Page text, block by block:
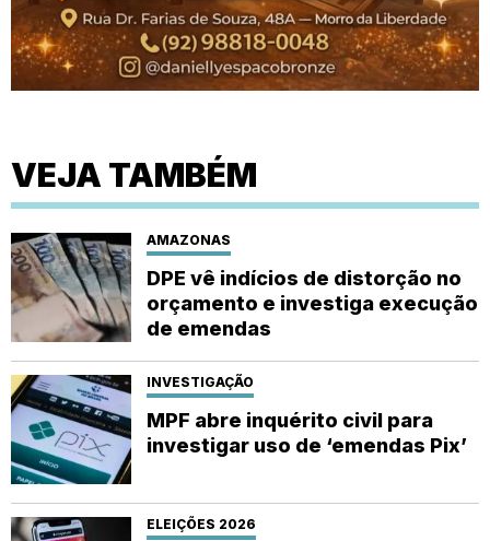
VEJA TAMBÉM
AMAZONAS
DPE vê indícios de distorção no
orçamento e investiga execução
de emendas
INVESTIGAÇÃO
MPF abre inquérito civil para
investigar uso de ‘emendas Pix’
ELEIÇÕES 2026